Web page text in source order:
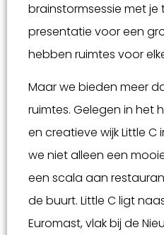
brainstormsessie met
presentatie voor een
hebben ruimtes voor
Maar we bieden meer
ruimtes. Gelegen in het
en creatieve wijk Little
we niet alleen een
een scala aan
de buurt. Little C ligt
Euromast, vlak bij de